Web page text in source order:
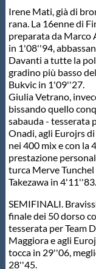
Area Legislativa
Protezione Civile
Qualità
Sostenibilità
Privacy
Archivio News
Irene Mati, già di
rana. La 16enne di
preparata da Marco
in 1'08''94,
Davanti a tutte la
gradino più basso
Bukvic in 1'09''27.
Giulia Vetrano,
bissando quello
sabauda - tesserata
Onadi, agli Eurojrs
nei 400 mix e con la
prestazione
turca Merve
Takezawa in 4'11''83.
SEMIFINALI.
finale dei 50 dorso
tesserata per Team
Maggiora e agli
tocca in 29''06,
28''45.